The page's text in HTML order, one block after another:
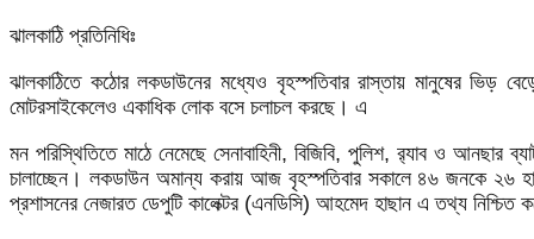
ঝালকাঠি প্রতিনিধিঃ
ঝালকাঠিতে কঠোর লকডাউনের মধ্যেও বৃহস্পতিবার রাস্তায় মানুষের ভিড়
মোটরসাইকেলেও একাধিক লোক বসে চলাচল করছে। এ
মন পরিস্থিতিতে মাঠে নেমেছে সেনাবাহিনী, বিজিবি, পুলিশ, র‌্যাব ও আনছার
চালাচ্ছেন। লকডাউন অমান্য করায় আজ বৃহস্পতিবার সকালে ৪৬ জনকে ২৬
প্রশাসনের নেজারত ডেপুটি কালেক্টর (এনডিসি) আহমেদ হাছান এ তথ্য নিশ্চিত